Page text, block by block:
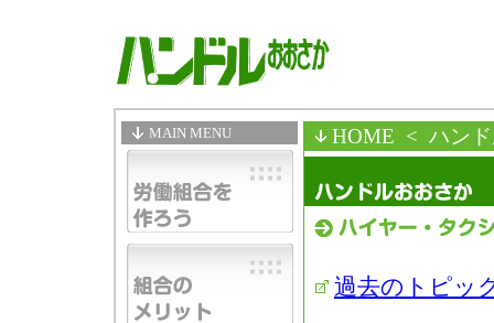
MAIN MENU HOME < ハン
過去のトピッ